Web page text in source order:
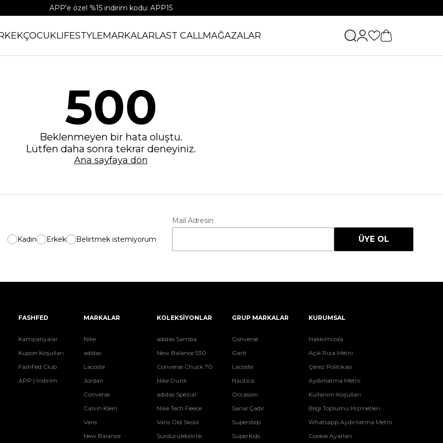
APP'e özel %15 indirim kodu: APP15
ÇOCUKLIFESTYLEMARKALARLAST CALLMAĞAZALAR
500
Beklenmeyen bir hata oluştu.
Lütfen daha sonra tekrar deneyiniz.
Ana sayfaya dön
Kadın Erkek Belirtmek istemiyorum
Mail Adresin
ÜYE OL
FASHFED
Kampanyalar
Kupon Koşulları
FashFed Club
APP | İndirim
MARKALAR
Nike
adidas
Lacoste
Jordan
Converse
Calvin Klein
Vans
New Balance
KOLEKSİYONLAR
adidas Samba
New Balance 530
Converse Chuck 70
Nike Dunk
adidas Spezial
Nike Tech Fleece
Vans Old Skool
Sürdürülebilirlik
GRUP MARKALAR
Converse
Gant
Lacoste
Nautica
Occasion
Sanal Çadır
Superstep
SuperKids
KURUMSAL
Hakkımızda
Açık Rıza Metni
Çerez Politikası
Aydınlatma Metni
Kullanım Koşulları
Bilgi Toplumu Hizmetleri
Whatsapp Aydınlatma Metni
Cookie Ayarları